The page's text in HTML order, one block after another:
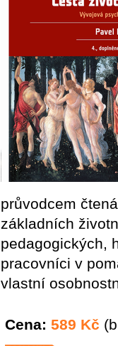
průvodcem
základních
pedagogických,
pracovníci v
vlastní
Cena: 589 Kč